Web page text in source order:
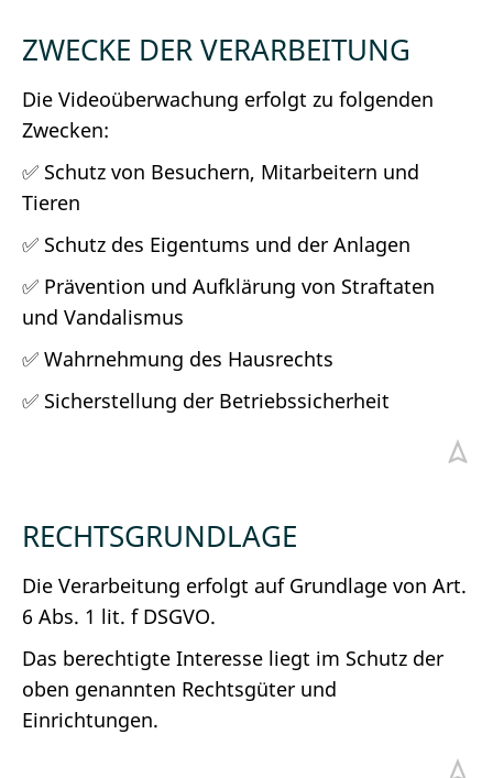
ZWECKE DER VERARBEITUNG
Die Videoüberwachung erfolgt zu folgenden
Zwecken:
✅ Schutz von Besuchern, Mitarbeitern und
Tieren
✅ Schutz des Eigentums und der Anlagen
✅ Prävention und Aufklärung von Straftaten
und Vandalismus
✅ Wahrnehmung des Hausrechts
✅ Sicherstellung der Betriebssicherheit
RECHTSGRUNDLAGE
Die Verarbeitung erfolgt auf Grundlage von Art.
6 Abs. 1 lit. f DSGVO.
Das berechtigte Interesse liegt im Schutz der
oben genannten Rechtsgüter und
Einrichtungen.